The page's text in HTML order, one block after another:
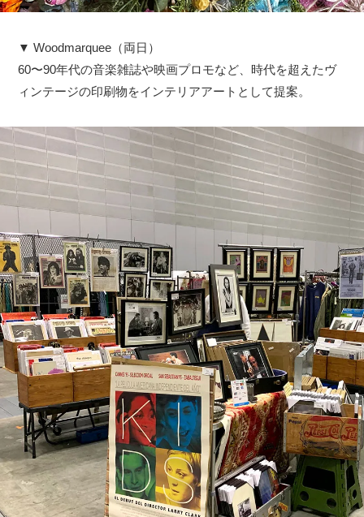
▼ Woodmarquee（両日）
60〜90年代の音楽雑誌や映画プロモなど、時代を超えたヴ
ィンテージの印刷物をインテリアアートとして提案。